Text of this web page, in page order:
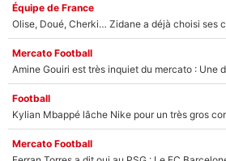
Équipe de France
Mercato Football
Football
Mercato Football